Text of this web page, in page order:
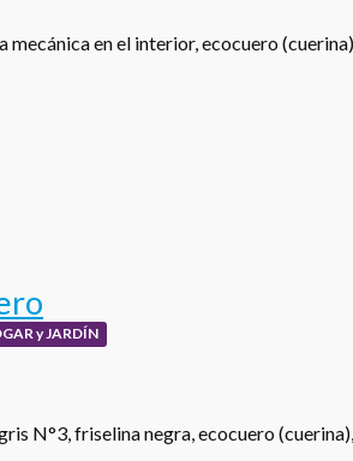
mecánica en el interior, ecocuero
y JARDÍN
N°3, friselina negra, ecocuero